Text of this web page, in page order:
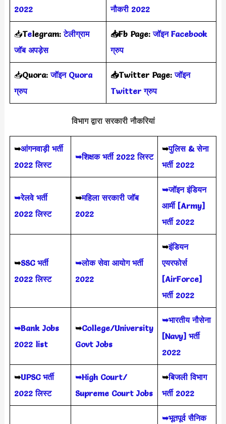
2022 नौकरी 2022
📥Telegram: टेलीग्राम
जॉब अपड़ेस
📥Fb Page:जॉइन Facebook
ग्रुप
📥Quora:जॉइन Quora
ग्रुप
📥Twitter Page:जॉइन
Twitter ग्रुप
विभाग द्वारा सरकारी नौकरियां
➥आंगनवाड़ी भर्ती
2022 लिस्ट
➥शिक्षक भर्ती 2022 लिस्ट
➥पुलिस & सेना
भर्ती 2022
➥रेलवे भर्ती
2022 लिस्ट
➥महिला सरकारी जॉब
2022
➥जॉइन इंडियन
आर्मी [Army]
भर्ती 2022
➥SSC भर्ती
2022 लिस्ट
➥लोक सेवा आयोग भर्ती
2022
➥इंडियन
एयरफोर्स
[AirForce]
भर्ती 2022
➥Bank Jobs
2022 list
➥College/University
Govt Jobs
➥भारतीय नौसेना
[Navy] भर्ती
2022
➥UPSC भर्ती
2022 लिस्ट
➥High Court/
Supreme Court Jobs
➥बिजली विभाग
भर्ती 2022
➥भूतपूर्व सैनिक